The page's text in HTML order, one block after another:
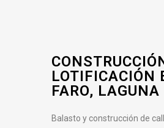
LOTIFICACIÓN
FARO,
Balasto y construcción de